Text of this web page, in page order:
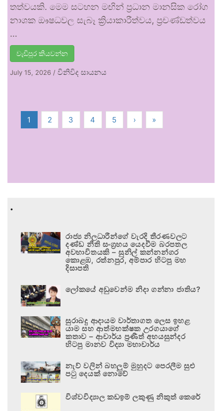
තත්වයකි. මෙම සටහන මඟින් ප්‍රධාන මානසික රෝග
නාශක ඖෂධවල සැබෑ ක්‍රියාකාරීත්වය, ප්‍රචණ්ඩත්වය
…
වැඩිපුර කියවන්න
July 15, 2026 / විනිවිද සායනය
1 2 3 4 5 › »
.
රාජ්‍ය නිලධාරීන්ගේ වැරදි තීරණවලට
දණ්ඩ නීති සංග්‍රහය යෙදවීම බරපතල
අවභාවිතයකි – සුනිල් කන්නන්ගර
කොළඹ, රත්නපුර, අම්පාර හිටපු මහ
දිසාපති
ලෝකයේ අඩුවෙන්ම නිදා ගන්නා ජාතිය?
සුරාබදු ආදායම වාර්තාගත ලෙස ඉහළ
යාම සහ ආත්මභක්ෂක උරගයාගේ
කතාව – ආචාර්ය ප්‍රණීත් අභයසුන්දර
හිටපු මානව විද්‍යා මහාචාර්ය
නැව් වලින් බහලුම් මුහුදට පෙරලීම සුළු
පටු දෙයක් නොවේ
විශ්වවිද්‍යාල කඩඉම් ලකුණු නිකුත් කෙරේ